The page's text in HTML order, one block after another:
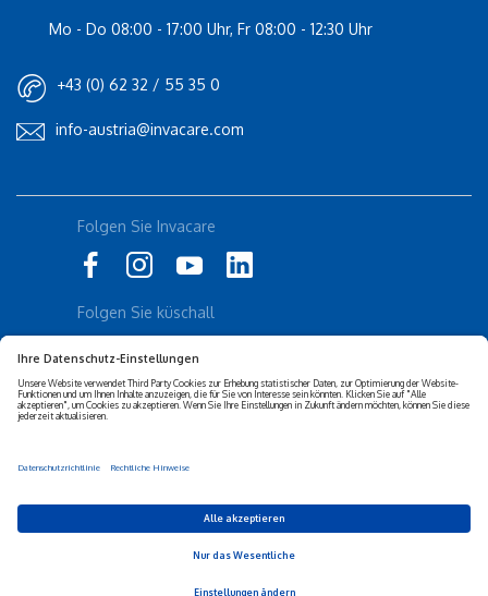
Mo - Do 08:00 - 17:00 Uhr, Fr 08:00 - 12:30 Uhr
+43 (0) 62 32 / 55 35 0
info-austria@invacare.com
Barrierefreiheits-erklärung
Folgen Sie Invacare
Folgen Sie küschall
Rolli-Community
Instagram
Küschall